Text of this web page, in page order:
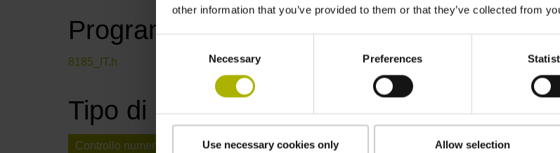
other information that you’ve provided to them or that they’ve collected from
Necessary Preferences
Use necessary cookies only Allow selection
Program files
8185_IT.h
Tipo di prodotto
Controllo numerico macchina Programma NC Stazione di programmazione Stazione